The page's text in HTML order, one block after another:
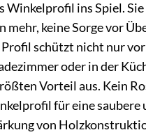
ins Spiel.
keine Sorge vor
schützt nicht nur
oder in der
Vorteil aus. Kein
für eine
von